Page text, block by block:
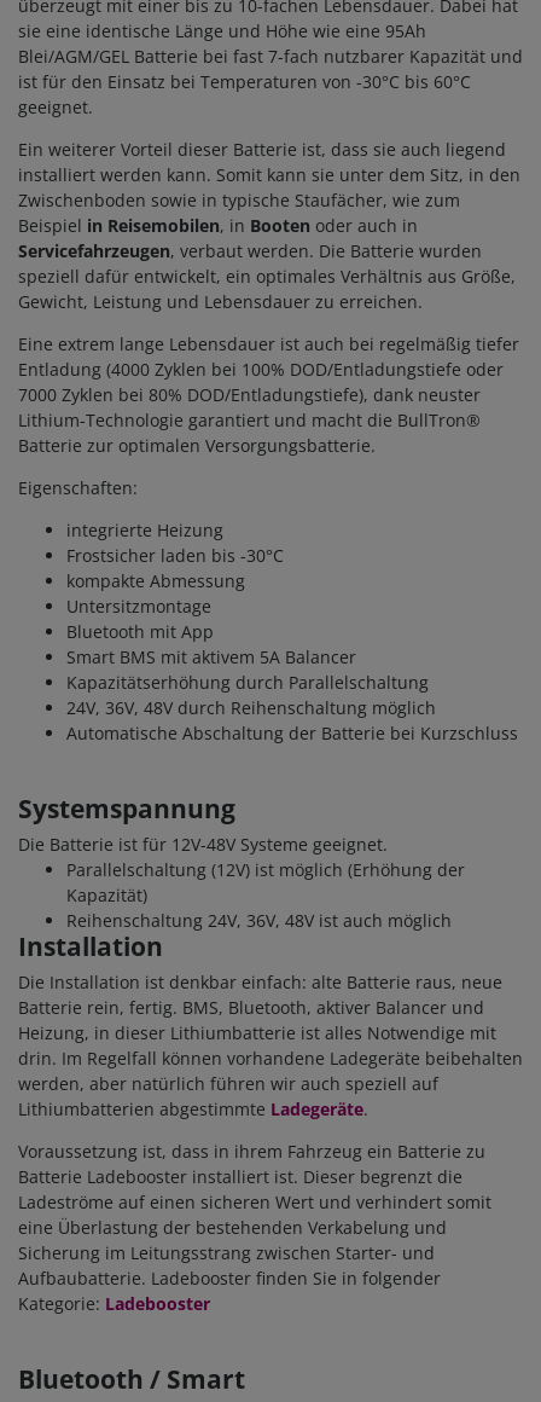
überzeugt mit einer bis zu 10-fachen Lebensdauer. Dabei hat
sie eine identische Länge und Höhe wie eine 95Ah
Blei/AGM/GEL Batterie bei fast 7-fach nutzbarer Kapazität und
ist für den Einsatz bei Temperaturen von -30°C bis 60°C
geeignet.
Ein weiterer Vorteil dieser Batterie ist, dass sie auch liegend
installiert werden kann. Somit kann sie unter dem Sitz, in den
Zwischenboden sowie in typische Staufächer, wie zum
Beispiel in Reisemobilen, in Booten oder auch in
Servicefahrzeugen, verbaut werden. Die Batterie wurden
speziell dafür entwickelt, ein optimales Verhältnis aus Größe,
Gewicht, Leistung und Lebensdauer zu erreichen.
Eine extrem lange Lebensdauer ist auch bei regelmäßig tiefer
Entladung (4000 Zyklen bei 100% DOD/Entladungstiefe oder
7000 Zyklen bei 80% DOD/Entladungstiefe), dank neuster
Lithium-Technologie garantiert und macht die BullTron®
Batterie zur optimalen Versorgungsbatterie.
Eigenschaften:
integrierte Heizung
Frostsicher laden bis -30°C
kompakte Abmessung
Untersitzmontage
Bluetooth mit App
Smart BMS mit aktivem 5A Balancer
Kapazitätserhöhung durch Parallelschaltung
24V, 36V, 48V durch Reihenschaltung möglich
Automatische Abschaltung der Batterie bei Kurzschluss
Systemspannung
Die Batterie ist für 12V-48V Systeme geeignet.
Parallelschaltung (12V) ist möglich (Erhöhung der
Kapazität)
Reihenschaltung 24V, 36V, 48V ist auch möglich
Installation
Die Installation ist denkbar einfach: alte Batterie raus, neue
Batterie rein, fertig. BMS, Bluetooth, aktiver Balancer und
Heizung, in dieser Lithiumbatterie ist alles Notwendige mit
drin. Im Regelfall können vorhandene Ladegeräte beibehalten
werden, aber natürlich führen wir auch speziell auf
Lithiumbatterien abgestimmte Ladegeräte.
Voraussetzung ist, dass in ihrem Fahrzeug ein Batterie zu
Batterie Ladebooster installiert ist. Dieser begrenzt die
Ladeströme auf einen sicheren Wert und verhindert somit
eine Überlastung der bestehenden Verkabelung und
Sicherung im Leitungsstrang zwischen Starter- und
Aufbaubatterie. Ladebooster finden Sie in folgender
Kategorie: Ladebooster
Bluetooth / Smart